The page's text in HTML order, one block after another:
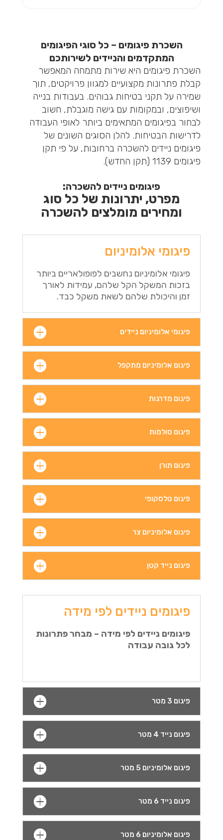
השכרת פיגומים – כל סוגי הפיגומים
המתקדמים והניידים לשירותכם
השכרת פיגומים היא שירות מתמחה המאפשר
קבלת פתרונות מקצועיים למגוון פרויקטים, תוך
שמירה על תקני בטיחות גבוהים. בעבודות בנייה
ושיפוצים, ובמקומות עם גישה מוגבלת, חשוב
לבחור בפיגומים המתאימים ביותר לאופי העבודה
לדרישות הבטיחות. להלן הסוגים השונים של
פיגומים ניידים להשכרה ברחובות, על פי תקן
פיגומים 1139 (תקן החדש).
פיגומים ניידים להשכרה:
מפרט, יתרונות של כל סוג
ומחירים מומלצים להשכרה
פיגומי אלומיניום
פיגומי אלומיניום נחשבים לפופולאריים ביותר
בזכות המשקל הקל שלהם, עמידות לאורך
זמן והיכולת שלהם לשאת משקל כבד.
פיגומי אלומיניום ניידים
פיגום אלומיניום מתקפל
פיגום מדרגות
פיגום סולמות
פיגום תורן
פיגום טלסקופי
פיגום אלומיניום צר
פיגום נייד קטן
פיגומים ניידים לפי מידה
פיגומים ניידים לפי מידה – מבחר פתרונות
לכל גובה עבודה
פיגום 3 מטר
פיגום נייד 4 מטר
פיגום אלומיניום 5 מטר
פיגום נייד 6 מטר
פיגום אלומיניום 6 מטר